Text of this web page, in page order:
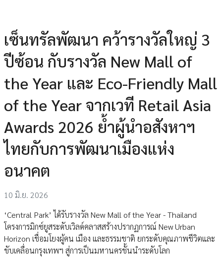
เซ็นทรัลพัฒนา คว้ารางวัลใหญ่ 3
ปีซ้อน กับรางวัล New Mall of
the Year และ Eco-Friendly Mall
of the Year จากเวที Retail Asia
Awards 2026 ย้ำผู้นำอสังหาฯ
ไทยกับการพัฒนาเมืองแห่ง
อนาคต
10 มิ.ย. 2026
‘Central Park’ ได้รับรางวัล New Mall of the Year - Thailand
โครงการมิกซ์ยูสระดับเวิลด์คลาสสร้างปรากฏการณ์ New Urban
Horizon เชื่อมโยงผู้คน เมือง และธรรมชาติ ยกระดับคุณภาพชีวิตและ
ขับเคลื่อนกรุงเทพฯ สู่การเป็นมหานครชั้นนำระดับโลก